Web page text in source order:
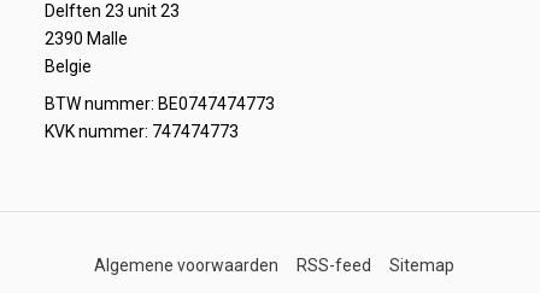
Delften 23 unit 23
2390 Malle
Belgie
BTW nummer: BE0747474773
KVK nummer: 747474773
Algemene voorwaarden RSS-feed Sitemap